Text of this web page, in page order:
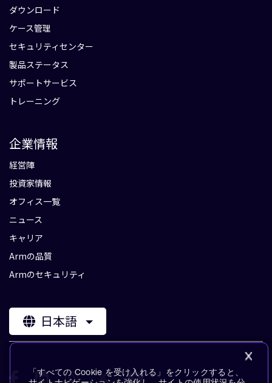
ダウンロード
ケース管理
セキュリティセンター
製品ステータス
サポートサービス
トレーニング
企業情報
経営陣
投資家情報
オフィス一覧
ニュース
キャリア
Armの品質
Armのセキュリティ
日本語
「すべての Cookie を受け入れる」をクリックすると、